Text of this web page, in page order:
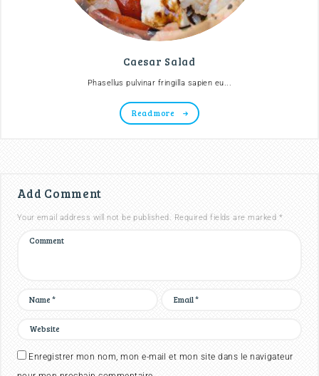
Caesar Salad
Phasellus pulvinar fringilla sapien eu...
Read more
Add Comment
Your email address will not be published. Required fields are marked *
Enregistrer mon nom, mon e-mail et mon site dans le navigateur